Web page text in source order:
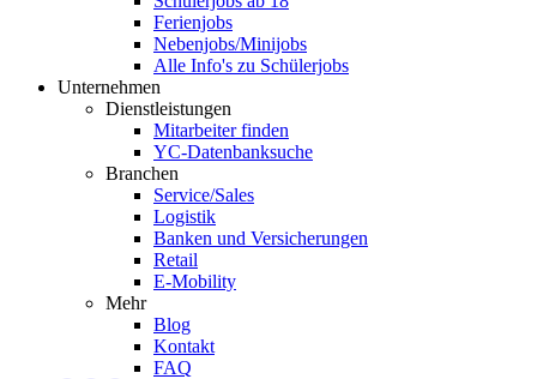
Ferienjobs
Nebenjobs/Minijobs
Alle Info's zu Schülerjobs
Unternehmen
Dienstleistungen
Mitarbeiter finden
YC-Datenbanksuche
Branchen
Service/Sales
Logistik
Banken und Versicherungen
Retail
E-Mobility
Mehr
Blog
Kontakt
FAQ